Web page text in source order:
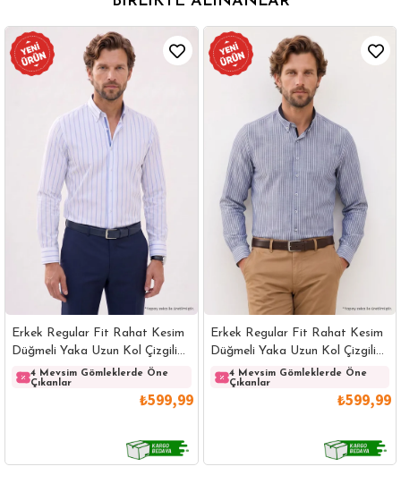
Erkek Regular Fit Rahat Kesim
Düğmeli Yaka Uzun Kol Çizgili
Pamuklu Beyaz Gömlek
4 Mevsim Gömleklerde Öne
Çıkanlar
₺599,99
Erkek Regular Fit Rahat Kesim
Düğmeli Yaka Uzun Kol Çizgili
Pamuklu Lacivert Gömlek
4 Mevsim Gömleklerde Öne
Çıkanlar
₺599,99